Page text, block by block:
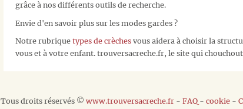
grâce à nos différents outils de recherche.
Envie d'en savoir plus sur les modes gardes ?
Notre rubrique types de crèches vous aidera à choisir la
vous et à votre enfant. trouversacreche.fr, le site qui
Tous droits réservés © www.trouversacreche.fr - FAQ - cookie -